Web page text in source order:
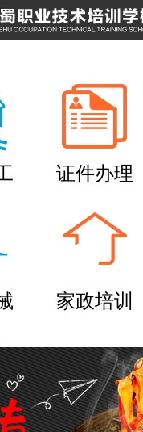
证件办理
家政培训
培训——提
持热爱，成
拜！